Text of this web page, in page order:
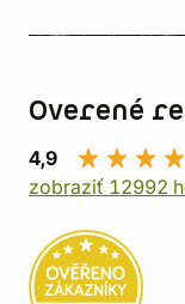
Overené
4,9
zobraziť 12992